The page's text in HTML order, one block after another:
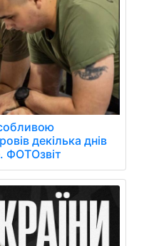
декілька днів
ФОТОзвіт